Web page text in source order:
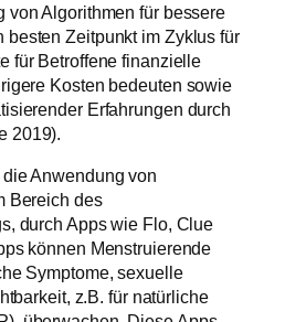
von Algorithmen für bessere
besten Zeitpunkt im Zyklus für
für Betroffene finanzielle
Kosten bedeuten sowie
Erfahrungen durch
2019).
Anwendung von
Bereich des
durch Apps wie Flo, Clue
können Menstruierende
Symptome, sexuelle
z.B. für natürliche